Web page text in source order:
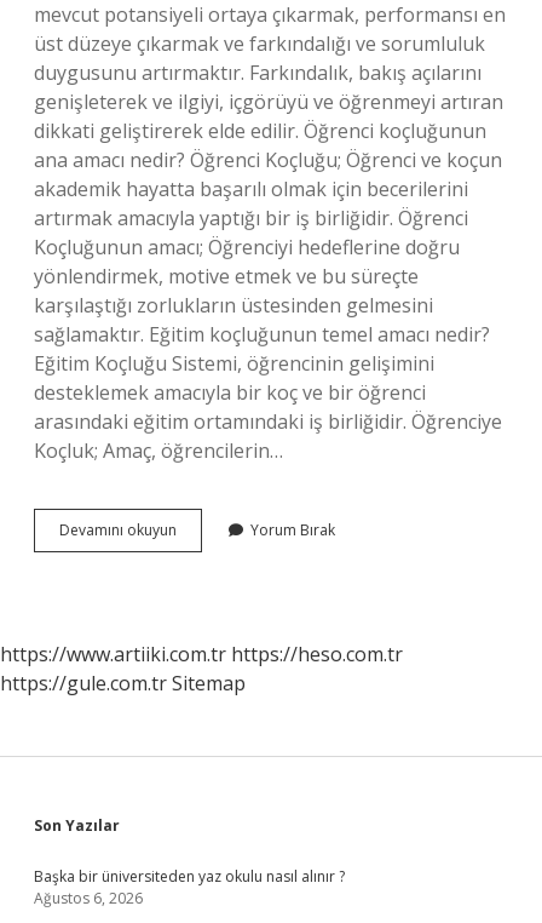
mevcut potansiyeli ortaya çıkarmak, performansı en
üst düzeye çıkarmak ve farkındalığı ve sorumluluk
duygusunu artırmaktır. Farkındalık, bakış açılarını
genişleterek ve ilgiyi, içgörüyü ve öğrenmeyi artıran
dikkati geliştirerek elde edilir. Öğrenci koçluğunun
ana amacı nedir? Öğrenci Koçluğu; Öğrenci ve koçun
akademik hayatta başarılı olmak için becerilerini
artırmak amacıyla yaptığı bir iş birliğidir. Öğrenci
Koçluğunun amacı; Öğrenciyi hedeflerine doğru
yönlendirmek, motive etmek ve bu süreçte
karşılaştığı zorlukların üstesinden gelmesini
sağlamaktır. Eğitim koçluğunun temel amacı nedir?
Eğitim Koçluğu Sistemi, öğrencinin gelişimini
desteklemek amacıyla bir koç ve bir öğrenci
arasındaki eğitim ortamındaki iş birliğidir. Öğrenciye
Koçluk; Amaç, öğrencilerin…
Devamını okuyun Koçluğun
Amacı
Yorum Bırak
https://www.artiiki.com.tr https://heso.com.tr
https://gule.com.trSitemap
Sidebar
Son Yazılar
Başka bir üniversiteden yaz okulu nasıl alınır ?
Ağustos 6, 2026